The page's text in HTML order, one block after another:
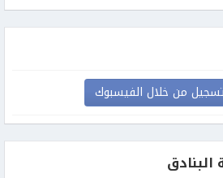
من خلال الفيسبوك